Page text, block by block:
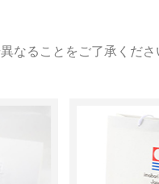
なることをご了承くださ